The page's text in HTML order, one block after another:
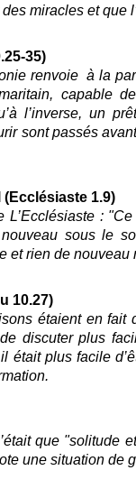
miracles et que
35)
renvoie à la
capable
l’inverse, un
sont passés
1.9)
:
sous le
et rien de nouveau
10.27)
étaient en fait
discuter plus
plus facile
que "solitude
une situation de